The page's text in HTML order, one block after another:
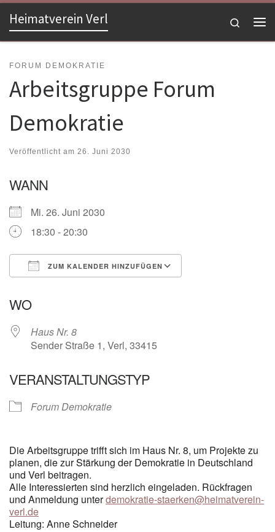
Zum Inhalt springen
Heimatverein Verl
Search
FORUM DEMOKRATIE
Arbeitsgruppe Forum
Demokratie
Veröffentlicht am 26. Juni 2030
WANN
Mi. 26. Juni 2030
18:30 - 20:30
ZUM KALENDER HINZUFÜGEN
WO
Haus Nr. 8
Sender Straße 1, Verl, 33415
VERANSTALTUNGSTYP
Forum Demokratie
Die Arbeitsgruppe trifft sich im Haus Nr. 8, um Projekte zu
planen, die zur Stärkung der Demokratie in Deutschland
und Verl beitragen.
Alle Interessierten sind herzlich eingeladen. Rückfragen
und Anmeldung unterdemokratie-staerken@heimatverein-
verl.de
Leitung: Anne Schneider